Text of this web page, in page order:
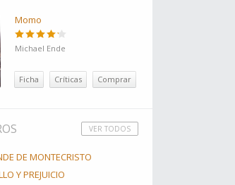
Momo
Michael Ende
Ficha Críticas Comprar
VER TODOS
DE MONTECRISTO
Y PREJUICIO